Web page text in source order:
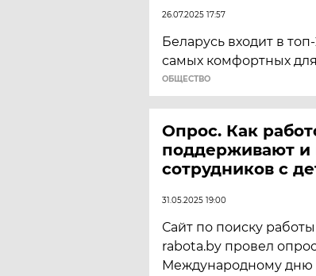
26.07.2025 17:57
Беларусь входит в
самых комфортных
ОБЩЕСТВО
Опрос. Как
поддерживают и
сотрудников c
31.05.2025 19:00
Сайт по поиску
rabota.by провел
Международному дню